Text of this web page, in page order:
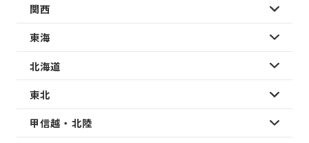
関西
東海
北海道
東北
甲信越・北陸